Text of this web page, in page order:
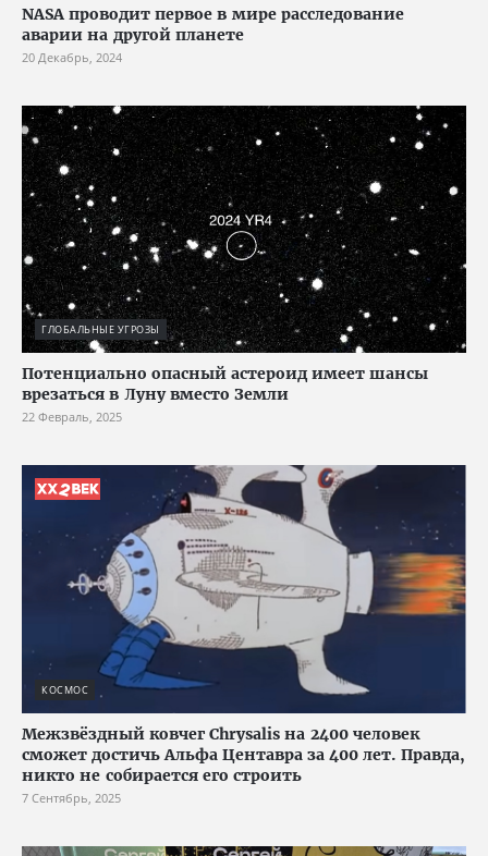
NASA проводит первое в мире расследование
аварии на другой планете
20 Декабрь, 2024
ГЛОБАЛЬНЫЕ УГРОЗЫ
Потенциально опасный астероид имеет шансы
врезаться в Луну вместо Земли
22 Февраль, 2025
КОСМОС
Межзвёздный ковчег Chrysalis на 2400 человек
сможет достичь Альфа Центавра за 400 лет. Правда,
никто не собирается его строить
7 Сентябрь, 2025